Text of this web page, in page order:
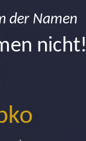
der Namen
nicht!